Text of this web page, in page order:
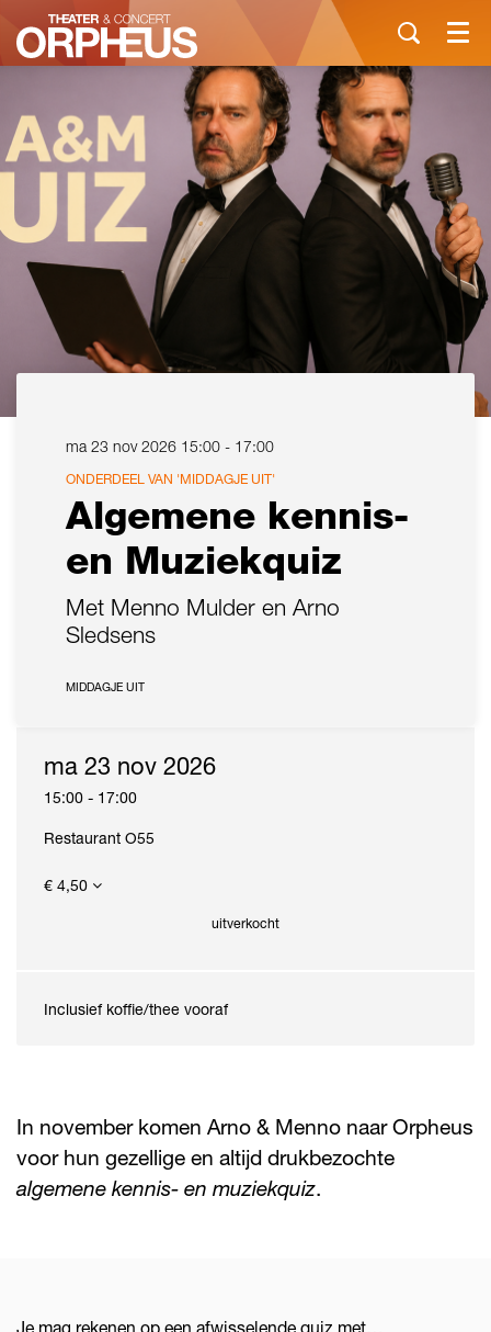
Menu
Algemene kennis-
en Muziekquiz
Met Menno Mulder en Arno
Sledsens
ONDERDEEL VAN 'MIDDAGJE UIT'
ma 23 nov 2026 15:00 - 17:00
MIDDAGJE UIT
ma 23 nov 2026
15:00 - 17:00
Restaurant O55
€ 4,50
uitverkocht
Inclusief koffie/thee vooraf
In november komen Arno & Menno naar Orpheus
voor hun gezellige en altijd drukbezochte
algemene kennis- en muziekquiz.
Je mag rekenen op een afwisselende quiz met…